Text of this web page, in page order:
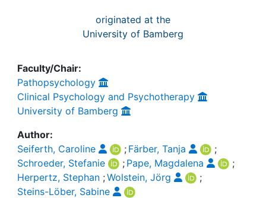
originated at the
University of Bamberg
Faculty/Chair:
Pathopsychology
Clinical Psychology and Psychotherapy
University of Bamberg
Author:
Seiferth, Caroline
; Färber, Tanja
;
Schroeder, Stefanie
; Pape, Magdalena
;
Herpertz, Stephan ;Wolstein, Jörg
;
Steins-Löber, Sabine